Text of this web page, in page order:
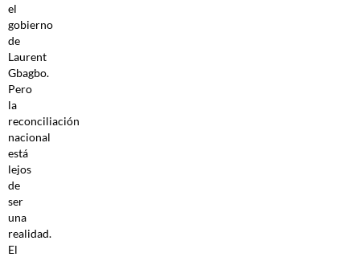
el
gobierno
de
Laurent
Gbagbo.
Pero
la
reconciliación
nacional
está
lejos
de
ser
una
realidad.
El